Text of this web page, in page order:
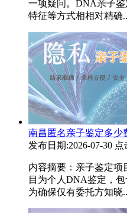
一项疑问。DNA亲子
特征等方式相相对精确
南昌匿名亲子鉴定多少
发布日期:2026-07-30 点
内容摘要：亲子鉴定项
目为个人DNA鉴定，
为确保仅有委托方知晓